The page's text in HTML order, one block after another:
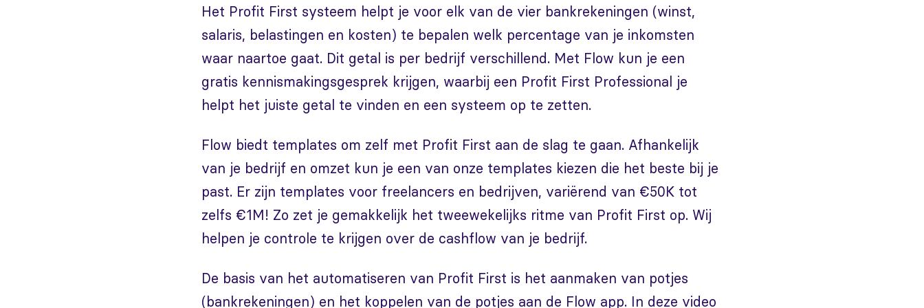
Het Profit First systeem helpt je voor elk van de vier bankrekeningen (winst,
salaris, belastingen en kosten) te bepalen welk percentage van je inkomsten
waar naartoe gaat. Dit getal is per bedrijf verschillend. Met Flow kun je een
gratis kennismakingsgesprek krijgen, waarbij een Profit First Professional je
helpt het juiste getal te vinden en een systeem op te zetten.
Flow biedt templates om zelf met Profit First aan de slag te gaan. Afhankelijk
van je bedrijf en omzet kun je een van onze templates kiezen die het beste bij je
past. Er zijn templates voor freelancers en bedrijven, variërend van €50K tot
zelfs €1M! Zo zet je gemakkelijk het tweewekelijks ritme van Profit First op. Wij
helpen je controle te krijgen over de cashflow van je bedrijf.
De basis van het automatiseren van Profit First is het aanmaken van potjes
(bankrekeningen) en het koppelen van de potjes aan de Flow app. In deze video